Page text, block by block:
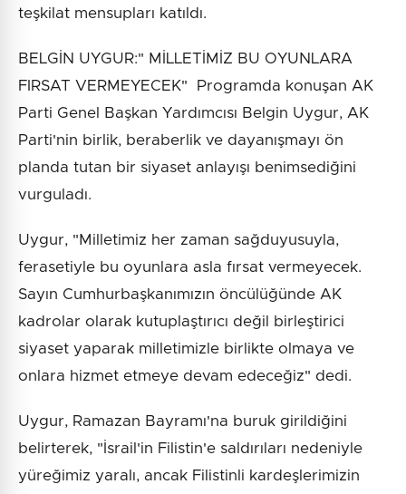
teşkilat mensupları katıldı.
BELGİN UYGUR:" MİLLETİMİZ BU OYUNLARA
FIRSAT VERMEYECEK" Programda konuşan AK
Parti Genel Başkan Yardımcısı Belgin Uygur, AK
Parti'nin birlik, beraberlik ve dayanışmayı ön
planda tutan bir siyaset anlayışı benimsediğini
vurguladı.
Uygur, "Milletimiz her zaman sağduyusuyla,
ferasetiyle bu oyunlara asla fırsat vermeyecek.
Sayın Cumhurbaşkanımızın öncülüğünde AK
kadrolar olarak kutuplaştırıcı değil birleştirici
siyaset yaparak milletimizle birlikte olmaya ve
onlara hizmet etmeye devam edeceğiz" dedi.
Uygur, Ramazan Bayramı'na buruk girildiğini
belirterek, "İsrail'in Filistin'e saldırıları nedeniyle
yüreğimiz yaralı, ancak Filistinli kardeşlerimizin